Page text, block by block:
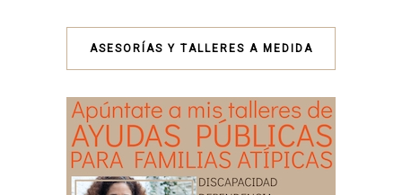
ASESORÍAS Y TALLERES A MEDIDA